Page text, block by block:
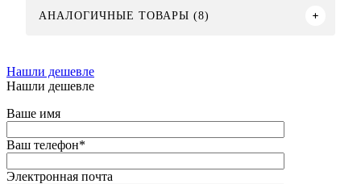
АНАЛОГИЧНЫЕ ТОВАРЫ (8)
Нашли дешевле
Нашли дешевле
Ваше имя
Ваш телефон*
Электронная почта